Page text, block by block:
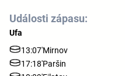
Události zápasu:
Ufa
13:07'Mirnov
17:18'Paršin